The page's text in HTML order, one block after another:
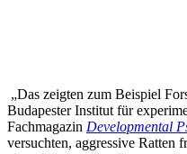
„Das zeigten zum Beispiel
Budapester Institut für
Fachmagazin Developmental
versuchten, aggressive Ratten